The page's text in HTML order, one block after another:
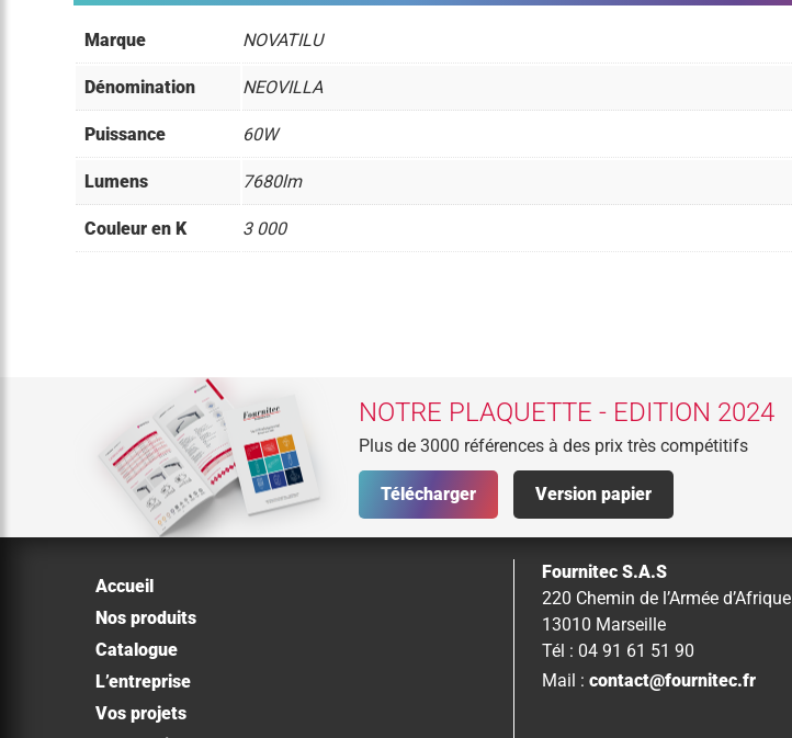
Marque NOVATILU
Dénomination NEOVILLA
Puissance 60W
Lumens 7680lm
Couleur en K 3 000
NOTRE PLAQUETTE - EDITION 2024
Plus de 3000 références à des prix très compétitifs
Télécharger Version papier
Accueil
Nos produits
Catalogue
L’entreprise
Vos projets
Fournitec S.A.S
220 Chemin de l’Armée d’Afrique
13010 Marseille
Tél : 04 91 61 51 90
Mail : contact@fournitec.fr